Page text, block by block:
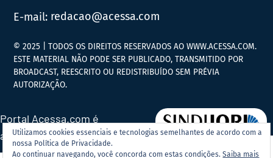
E-mail: redacao@acessa.com
Utilizamos cookies essenciais e tecnologias semelhantes de acordo com a
nossa Política de Privacidade.
Ao continuar navegando, você concorda com estas condições.Saiba mais
© 2025 | TODOS OS DIREITOS RESERVADOS AO WWW.ACESSA.COM.
ESTE MATERIAL NÃO PODE SER PUBLICADO, TRANSMITIDO POR
BROADCAST, REESCRITO OU REDISTRIBUÍDO SEM PRÉVIA
AUTORIZAÇÃO.
Portal Acessa.com é
associado ao